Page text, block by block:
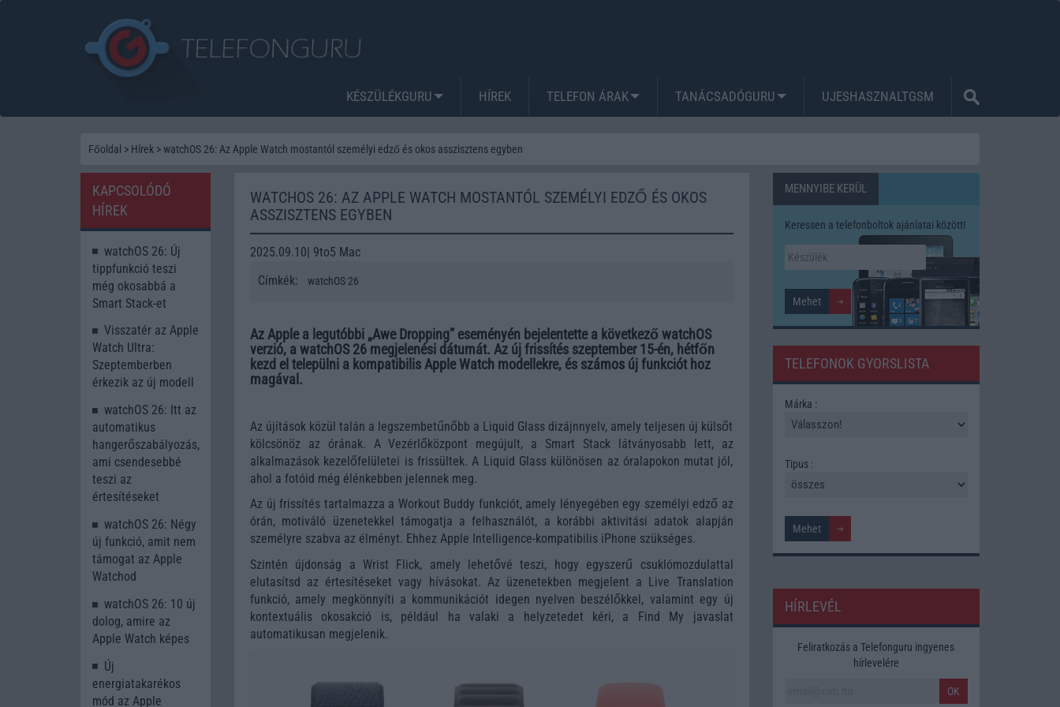
KÉSZÜLÉKGURU HÍREK TELEFON ÁRAK TANÁCSADÓGURU UJESHASZNALTGSM
Főoldal > Hírek >watchOS 26: Az Apple Watch mostantól személyi edző és okos asszisztens egyben
WATCHOS 26: AZ APPLE WATCH MOSTANTÓL SZEMÉLYI EDZŐ ÉS OKOS
ASSZISZTENS EGYBEN
2025.09.10| 9to5 Mac
Címkék:
watchOS 26
Az Apple a legutóbbi „Awe Dropping” eseményén bejelentette a következő watchOS
verzió, a watchOS 26 megjelenési dátumát. Az új frissítés szeptember 15-én, hétfőn
kezd el települni a kompatibilis Apple Watch modellekre, és számos új funkciót hoz
magával.
Az újítások közül talán a legszembetűnőbb a Liquid Glass dizájnnyelv, amely teljesen új külsőt
kölcsönöz az órának. A Vezérlőközpont megújult, a Smart Stack látványosabb lett, az
alkalmazások kezelőfelületei is frissültek. A Liquid Glass különösen az óralapokon mutat jól,
ahol a fotóid még élénkebben jelennek meg.
Az új frissítés tartalmazza a Workout Buddy funkciót, amely lényegében egy személyi edző az
órán, motiváló üzenetekkel támogatja a felhasználót, a korábbi aktivitási adatok alapján
személyre szabva az élményt. Ehhez Apple Intelligence-kompatibilis iPhone szükséges.
Szintén újdonság a Wrist Flick, amely lehetővé teszi, hogy egyszerű csuklómozdulattal
elutasítsd az értesítéseket vagy hívásokat. Az üzenetekben megjelent a Live Translation
funkció, amely megkönnyíti a kommunikációt idegen nyelven beszélőkkel, valamint egy új
kontextuális okosakció is, például ha valaki a helyzetedet kéri, a Find My javaslat
automatikusan megjelenik.
KAPCSOLÓDÓ
HÍREK
watchOS 26: Új
tippfunkció teszi
még okosabbá a
Smart Stack-et
Visszatér az Apple
Watch Ultra:
Szeptemberben
érkezik az új modell
watchOS 26: Itt az
automatikus
hangerőszabályozás,
ami csendesebbé
teszi az
értesítéseket
watchOS 26: Négy
új funkció, amit nem
támogat az Apple
Watchod
watchOS 26: 10 új
dolog, amire az
Apple Watch képes
Új
energiatakarékos
mód az Apple
MENNYIBE KERÜL
Keressen a telefonboltok ajánlatai között!
TELEFONOK GYORSLISTA
Márka :
Tipus :
HÍRLEVÉL
Feliratkozás a Telefonguru ingyenes
hírlevelére
OK